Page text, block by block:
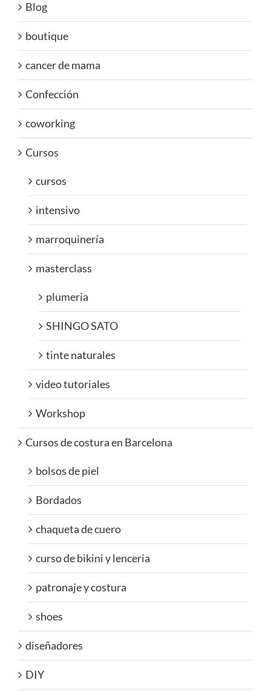
Blog
boutique
cancer de mama
Confección
coworking
Cursos
cursos
intensivo
marroquinería
masterclass
plumeria
SHINGO SATO
tinte naturales
video tutoriales
Workshop
Cursos de costura en Barcelona
bolsos de piel
Bordados
chaqueta de cuero
curso de bikini y lenceria
patronaje y costura
shoes
diseñadores
DIY